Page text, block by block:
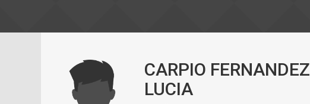
CARPIO FERNANDEZ
LUCIA